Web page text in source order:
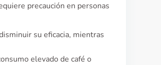
precaución en personas
su eficacia, mientras
elevado de café o